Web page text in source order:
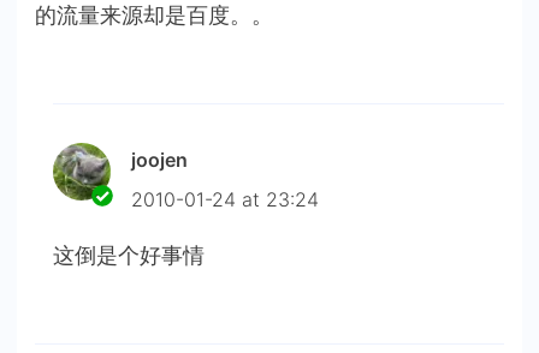
的流量来源却是百度。。
joojen
2010-01-24 at 23:24
这倒是个好事情